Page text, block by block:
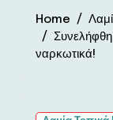
Home
Συνελήφθη
ναρκωτικά!